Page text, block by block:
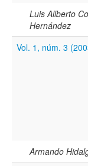
Fecha
De
Luis Allberto
Hernández
Vol. 1, núm. 3
Armando